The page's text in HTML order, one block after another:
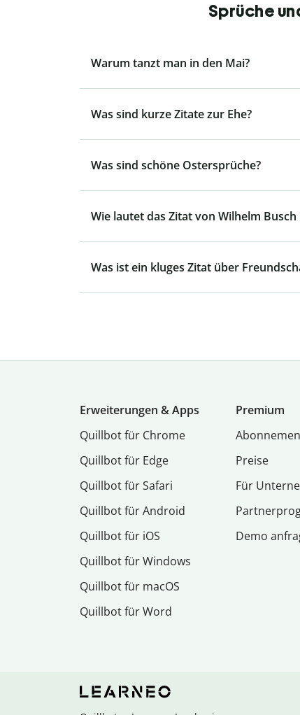
Sprüche
Warum tanzt man in den Mai?
Was sind kurze Zitate zur Ehe?
Was sind schöne Ostersprüche?
Wie lautet das Zitat von Wilhelm Busch
Was ist ein kluges Zitat über
Erweiterungen & Apps
Quillbot für Chrome
Quillbot für Edge
Quillbot für Safari
Quillbot für Android
Quillbot für iOS
Quillbot für Windows
Quillbot für macOS
Quillbot für Word
Premium
Preise
Für
Demo